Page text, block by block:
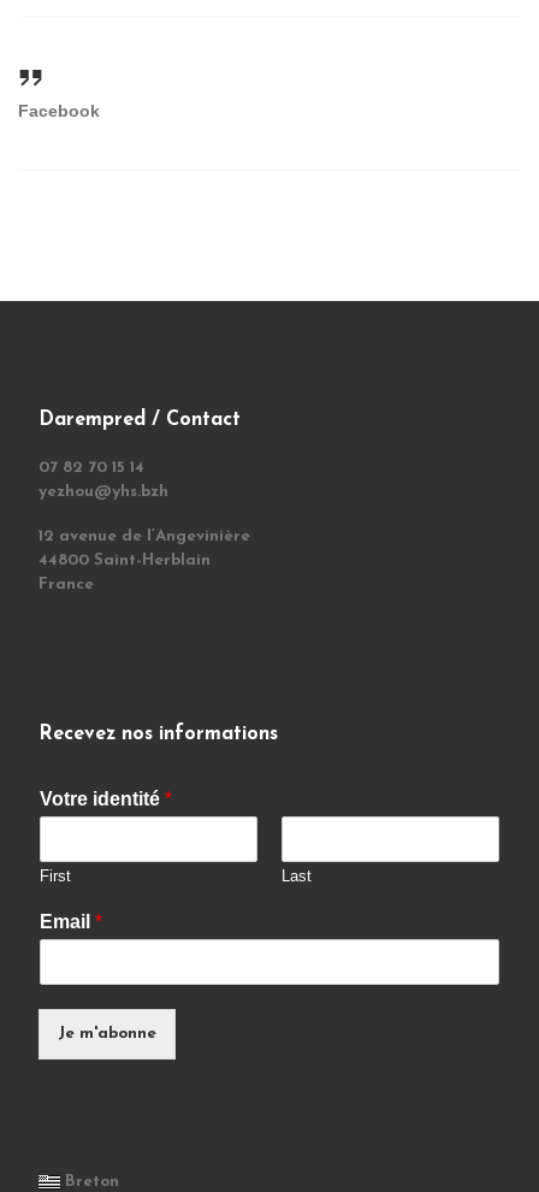
Facebook
Darempred / Contact
07 82 70 15 14
yezhou@yhs.bzh
12 avenue de l’Angevinière
44800 Saint-Herblain
France
Recevez nos informations
Votre identité *
First Last
Email *
Je m'abonne
Breton